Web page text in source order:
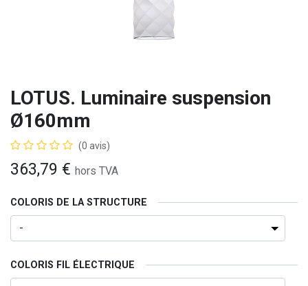
LOTUS. Luminaire suspension
Ø160mm
(0 avis)
363,79 € hors TVA
COLORIS DE LA STRUCTURE
COLORIS FIL ÉLECTRIQUE